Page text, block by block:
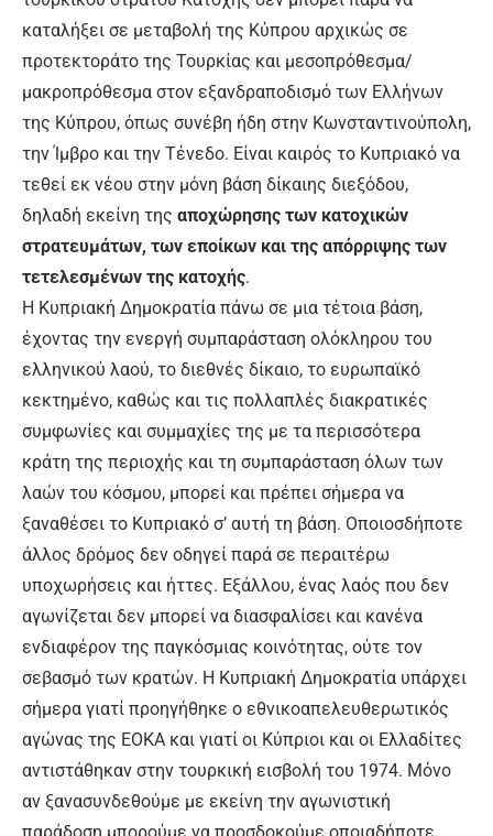
καταλήξει σε μεταβολή της Κύπρου αρχικώς σε
προτεκτοράτο της Τουρκίας και μεσοπρόθεσμα/
μακροπρόθεσμα στον εξανδραποδισμό των Ελλήνων
της Κύπρου, όπως συνέβη ήδη στην Κωνσταντινούπολη,
την Ίμβρο και την Τένεδο. Είναι καιρός το Κυπριακό να
τεθεί εκ νέου στην μόνη βάση δίκαιης διεξόδου,
δηλαδή εκείνη της αποχώρησης των κατοχικών
στρατευμάτων, των εποίκων και της απόρριψης των
τετελεσμένων της κατοχής.
Η Κυπριακή Δημοκρατία πάνω σε μια τέτοια βάση,
έχοντας την ενεργή συμπαράσταση ολόκληρου του
ελληνικού λαού, το διεθνές δίκαιο, το ευρωπαϊκό
κεκτημένο, καθώς και τις πολλαπλές διακρατικές
συμφωνίες και συμμαχίες της με τα περισσότερα
κράτη της περιοχής και τη συμπαράσταση όλων των
λαών του κόσμου, μπορεί και πρέπει σήμερα να
ξαναθέσει το Κυπριακό σ’ αυτή τη βάση. Οποιοσδήποτε
άλλος δρόμος δεν οδηγεί παρά σε περαιτέρω
υποχωρήσεις και ήττες. Εξάλλου, ένας λαός που δεν
αγωνίζεται δεν μπορεί να διασφαλίσει και κανένα
ενδιαφέρον της παγκόσμιας κοινότητας, ούτε τον
σεβασμό των κρατών. Η Κυπριακή Δημοκρατία υπάρχει
σήμερα γιατί προηγήθηκε ο εθνικοαπελευθερωτικός
αγώνας της ΕΟΚΑ και γιατί οι Κύπριοι και οι Ελλαδίτες
αντιστάθηκαν στην τουρκική εισβολή του 1974. Μόνο
αν ξανασυνδεθούμε με εκείνη την αγωνιστική
παράδοση μπορούμε να προσδοκούμε οποιαδήποτε